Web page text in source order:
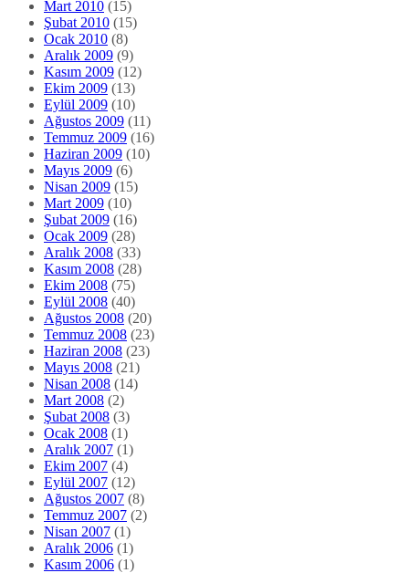
Mart 2010 (15)
Şubat 2010 (15)
Ocak 2010 (8)
Aralık 2009 (9)
Kasım 2009 (12)
Ekim 2009 (13)
Eylül 2009 (10)
Ağustos 2009 (11)
Temmuz 2009 (16)
Haziran 2009 (10)
Mayıs 2009 (6)
Nisan 2009 (15)
Mart 2009 (10)
Şubat 2009 (16)
Ocak 2009 (28)
Aralık 2008 (33)
Kasım 2008 (28)
Ekim 2008 (75)
Eylül 2008 (40)
Ağustos 2008 (20)
Temmuz 2008 (23)
Haziran 2008 (23)
Mayıs 2008 (21)
Nisan 2008 (14)
Mart 2008 (2)
Şubat 2008 (3)
Ocak 2008 (1)
Aralık 2007 (1)
Ekim 2007 (4)
Eylül 2007 (12)
Ağustos 2007 (8)
Temmuz 2007 (2)
Nisan 2007 (1)
Aralık 2006 (1)
Kasım 2006 (1)